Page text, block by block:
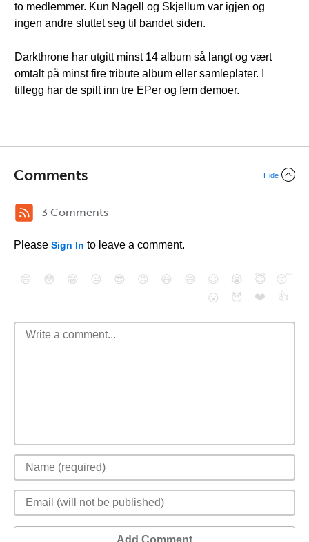
to medlemmer. Kun Nagell og Skjellum var igjen og
ingen andre sluttet seg til bandet siden.
Darkthrone har utgitt minst 14 album så langt og vært
omtalt på minst fire tribute album eller samleplater. I
tillegg har de spilt inn tre EPer og fem demoer.
Comments Hide
3 Comments
Please Sign In to leave a comment.
😄 😳 😁 😒 😎 😠 😆 😅 😉 😭 😇
😴
😮
😈 ❤️ 👍
Add Comment